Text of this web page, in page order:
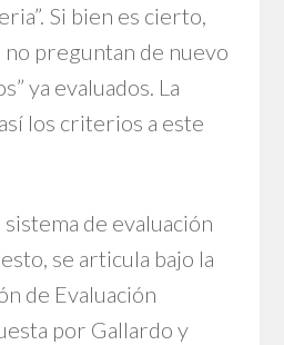
Si bien es cierto,
preguntan de nuevo
ya evaluados. La
los criterios a este
de evaluación
se articula bajo la
de Evaluación
por Gallardo y